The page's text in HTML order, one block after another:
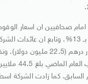
بينما ازداد عدد الركاب بـ 13%. وتابع ان
13% لتبلغ 82.6 مليار درهم (22.5
عددا قياسيا من